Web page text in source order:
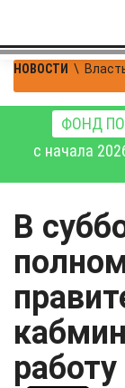
НОВОСТИ \
ФОНД
с начала
В
работу